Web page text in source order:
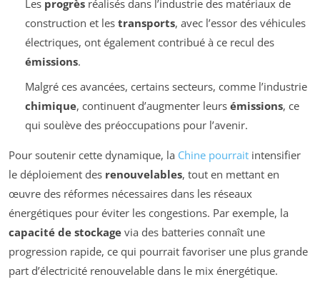
Les progrèsréalisés dans l’industrie des matériaux de
construction et les transports, avec l’essor des véhicules
électriques, ont également contribué à ce recul des
émissions.
Malgré ces avancées, certains secteurs, comme l’industrie
chimique, continuent d’augmenter leurs émissions, ce
qui soulève des préoccupations pour l’avenir.
Pour soutenir cette dynamique, la Chine pourrait intensifier
le déploiement des renouvelables, tout en mettant en
œuvre des réformes nécessaires dans les réseaux
énergétiques pour éviter les congestions. Par exemple, la
capacité de stockage via des batteries connaît une
progression rapide, ce qui pourrait favoriser une plus grande
part d’électricité renouvelable dans le mix énergétique.